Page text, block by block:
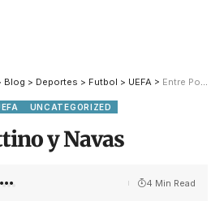
Blog > Deportes > Futbol > UEFA > Entre Pochettino y Navas
UNCATEGORIZED
y Navas
4 Min Read